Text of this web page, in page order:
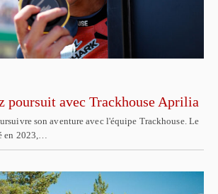
poursuit avec Trackhouse Aprilia
son aventure avec l'équipe Trackhouse. Le
en 2023,…